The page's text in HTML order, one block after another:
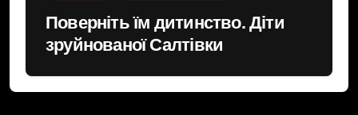
Поверніть їм дитинство. Діти
зруйнованої Салтівки